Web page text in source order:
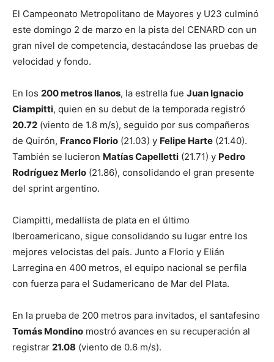
El Campeonato Metropolitano de Mayores y U23 culminó
este domingo 2 de marzo en la pista del CENARD con un
gran nivel de competencia, destacándose las pruebas de
velocidad y fondo.
En los 200 metros llanos, la estrella fue Juan Ignacio
Ciampitti, quien en su debut de la temporada registró
20.72 (viento de 1.8 m/s), seguido por sus compañeros
de Quirón, Franco Florio (21.03) y Felipe Harte (21.40).
También se lucieron Matías Capelletti (21.71) y Pedro
Rodríguez Merlo (21.86), consolidando el gran presente
del sprint argentino.
Ciampitti, medallista de plata en el último
Iberoamericano, sigue consolidando su lugar entre los
mejores velocistas del país. Junto a Florio y Elián
Larregina en 400 metros, el equipo nacional se perfila
con fuerza para el Sudamericano de Mar del Plata.
En la prueba de 200 metros para invitados, el santafesino
Tomás Mondino mostró avances en su recuperación al
registrar 21.08 (viento de 0.6 m/s).